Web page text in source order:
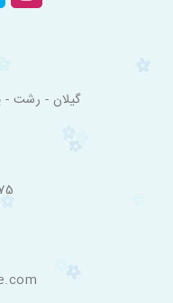
گیلان - رشت -